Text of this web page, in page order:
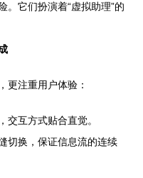
。它们扮演着“虚拟助理”的
更注重用户体验：
交互方式贴合直觉。
切换，保证信息流的连续